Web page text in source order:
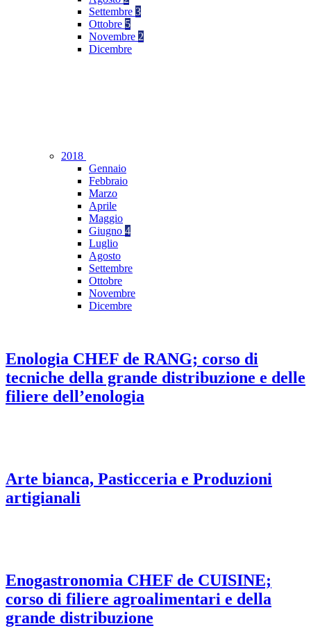
Settembre 3
Ottobre 5
Novembre 2
Dicembre
2018
Gennaio
Febbraio
Marzo
Aprile
Maggio
Giugno 4
Luglio
Agosto
Settembre
Ottobre
Novembre
Dicembre
Enologia CHEF de RANG; corso di
tecniche della grande distribuzione e delle
filiere dell’enologia
Arte bianca, Pasticceria e Produzioni
artigianali
Enogastronomia CHEF de CUISINE;
corso di filiere agroalimentari e della
grande distribuzione